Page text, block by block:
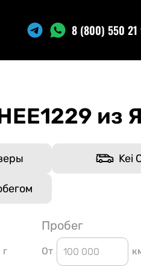
8 (800) 550 21
из
Kei
г
Пробег
От